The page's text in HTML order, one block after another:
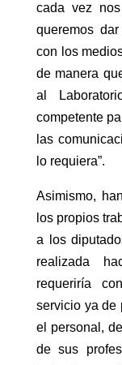
cada vez
queremos
con los
de manera
al
competente
las
lo requiera”.
Asimismo,
los propios
a los
realizada
requeriría
servicio ya de
el personal,
de sus